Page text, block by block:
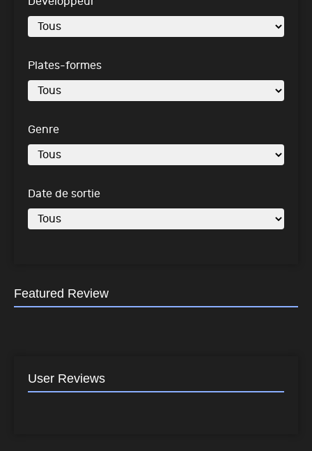
Plates-formes
Genre
Date de sortie
Featured Review
User Reviews